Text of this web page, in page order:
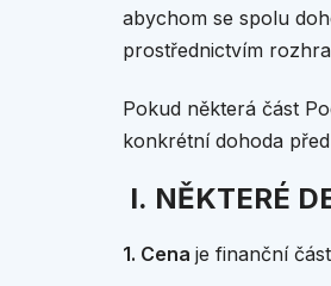
abychom se spolu
prostřednictvím
Pokud některá část
konkrétní dohoda
I. NĚKTERÉ
1. Cena je finanční